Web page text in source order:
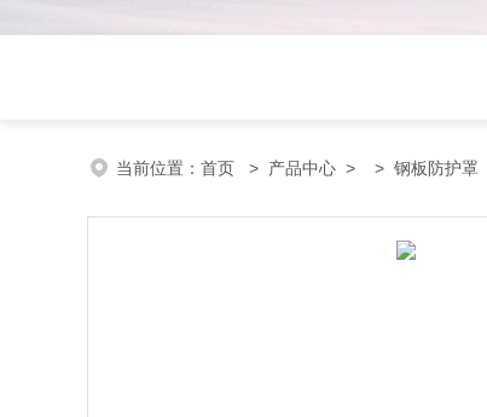
当前位置： 首页 > 产品中心 > > 钢板防护罩